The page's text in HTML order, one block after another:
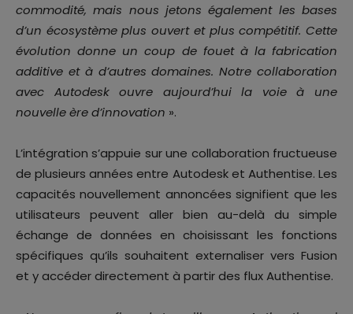
commodité, mais nous jetons également les bases
d’un écosystème plus ouvert et plus compétitif. Cette
évolution donne un coup de fouet à la fabrication
additive et à d’autres domaines. Notre collaboration
avec Autodesk ouvre aujourd’hui la voie à une
nouvelle ère d’innovation ».
L’intégration s’appuie sur une collaboration fructueuse
de plusieurs années entre Autodesk et Authentise. Les
capacités nouvellement annoncées signifient que les
utilisateurs peuvent aller bien au-delà du simple
échange de données en choisissant les fonctions
spécifiques qu’ils souhaitent externaliser vers Fusion
et y accéder directement à partir des flux Authentise.